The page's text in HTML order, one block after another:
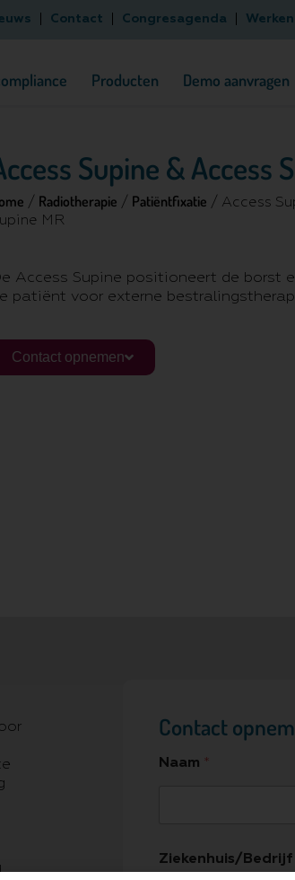
Contact Congresagenda
Producten Demo aanvragen
Supine & Access
/ Radiotherapie / Patiëntfixatie / Access
MR
Access Supine positioneert de borst
patiënt voor externe
Contact opnemen
Contact
Naam *
Ziekenhuis/Bedrijf